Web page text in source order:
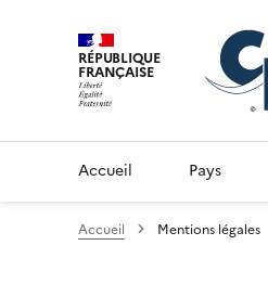
RÉPUBLIQUE
FRANÇAISE
Accueil Pays
Accueil Mentions légales